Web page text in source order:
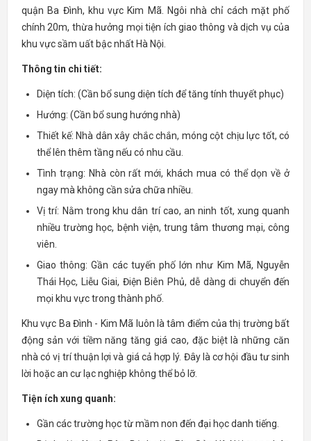
quận Ba Đình, khu vực Kim Mã. Ngôi nhà chỉ cách mặt phố
chính 20m, thừa hưởng mọi tiện ích giao thông và dịch vụ của
khu vực sầm uất bậc nhất Hà Nội.
Thông tin chi tiết:
Diện tích: (Cần bổ sung diện tích để tăng tính thuyết phục)
Hướng: (Cần bổ sung hướng nhà)
Thiết kế: Nhà dân xây chắc chắn, móng cột chịu lực tốt, có
thể lên thêm tầng nếu có nhu cầu.
Tình trạng: Nhà còn rất mới, khách mua có thể dọn về ở
ngay mà không cần sửa chữa nhiều.
Vị trí: Nằm trong khu dân trí cao, an ninh tốt, xung quanh
nhiều trường học, bệnh viện, trung tâm thương mại, công
viên.
Giao thông: Gần các tuyến phố lớn như Kim Mã, Nguyễn
Thái Học, Liễu Giai, Điện Biên Phủ, dễ dàng di chuyển đến
mọi khu vực trong thành phố.
Khu vực Ba Đình - Kim Mã luôn là tâm điểm của thị trường bất
động sản với tiềm năng tăng giá cao, đặc biệt là những căn
nhà có vị trí thuận lợi và giá cả hợp lý. Đây là cơ hội đầu tư sinh
lời hoặc an cư lạc nghiệp không thể bỏ lỡ.
Tiện ích xung quanh:
Gần các trường học từ mầm non đến đại học danh tiếng.